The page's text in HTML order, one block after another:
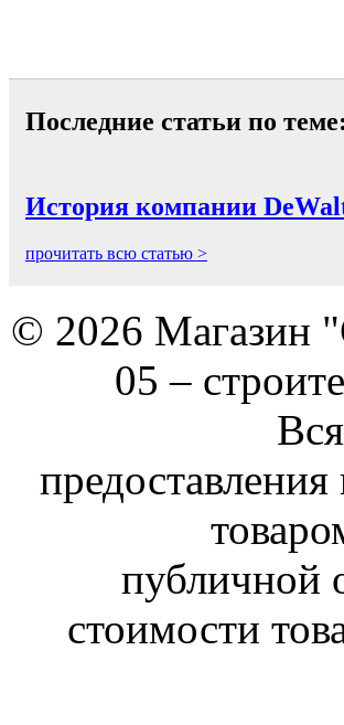
Последние статьи по теме:
История компании
прочитать всю статью >
© 2026 Магазин
05 –
публичной
стоимости